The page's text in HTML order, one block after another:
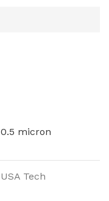
0.5 micron
USA Tech